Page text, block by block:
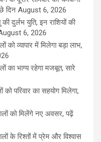
दिन August 6, 2026
दुर्लभ युति, इन राशियों की
6, 2026
व्यापार में मिलेगा बड़ा लाभ,
का भाग्य रहेगा मजबूत, सारे
परिवार का सहयोग मिलेगा,
को मिलेंगे नए अवसर, पढ़ें
के रिश्तों में प्रेम और विश्वास